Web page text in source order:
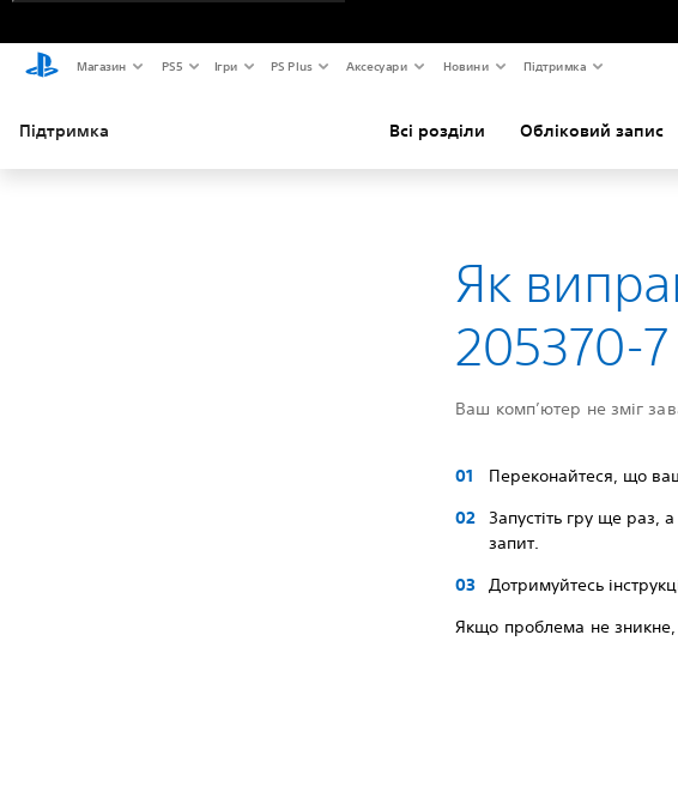
Магазин PS5 Ігри PS Plus Аксесуари Новини Підтримка
Підтримка Всі розділи Обліковий запис
Як
205370-7
Ваш комп’ютер не зміг
Переконайтеся, що
Запустiть гру ще раз,
запит.
Дотримуйтесь
Якщо проблема не